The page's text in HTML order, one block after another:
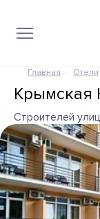
Главная Отели
Крымская
Строителей